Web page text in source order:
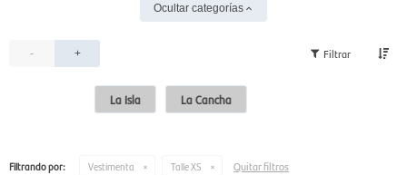
Ocultar categorías
- +
La Isla La Cancha
Filtrando por: Vestimenta Talle XS Quitar filtros